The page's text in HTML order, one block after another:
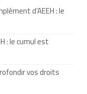
d’AEEH : le
: le cumul est
vos droits